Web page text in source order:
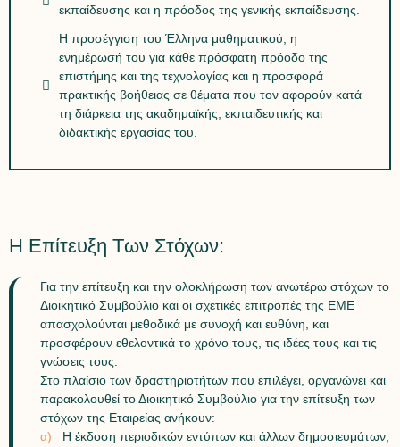
εκπαίδευσης και η πρόοδος της γενικής εκπαίδευσης.
Η προσέγγιση του Έλληνα μαθηματικού, η
ενημέρωσή του για κάθε πρόσφατη πρόοδο της
επιστήμης και της τεχνολογίας και η προσφορά
πρακτικής βοήθειας σε θέματα που τον αφορούν κατά
τη διάρκεια της ακαδημαϊκής, εκπαιδευτικής και
διδακτικής εργασίας του.
Η Επίτευξη Των Στόχων:
Για την επίτευξη και την ολοκλήρωση των ανωτέρω στόχων το
Διοικητικό Συμβούλιο και οι σχετικές επιτροπές της ΕΜΕ
απασχολούνται μεθοδικά με συνοχή και ευθύνη, και
προσφέρουν εθελοντικά το χρόνο τους, τις ιδέες τους και τις
γνώσεις τους.
Στο πλαίσιο των δραστηριοτήτων που επιλέγει, οργανώνει και
παρακολουθεί το Διοικητικό Συμβούλιο για την επίτευξη των
στόχων της Εταιρείας ανήκουν:
α) Η έκδοση περιοδικών εντύπων και άλλων δημοσιευμάτων,